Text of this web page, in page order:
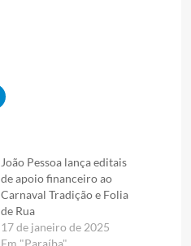
João Pessoa lança editais
de apoio financeiro ao
Carnaval Tradição e Folia
de Rua
17 de janeiro de 2025